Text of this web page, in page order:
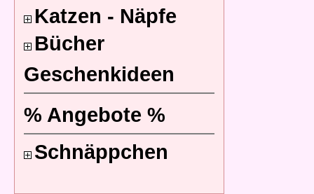
Katzen - Näpfe
Bücher
Geschenkideen
% Angebote %
Schnäppchen